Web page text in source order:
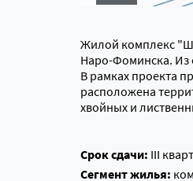
Жилой комплекс
Наро-Фоминска. Из
В рамках проекта
расположена
хвойных и
Срок сдачи: III
Сегмент жилья: